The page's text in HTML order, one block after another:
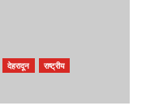
देहरादून
राष्ट्रीय